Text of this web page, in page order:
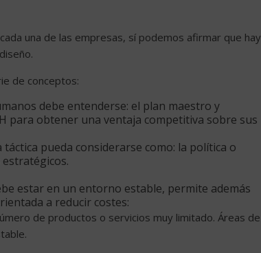
una de las empresas, sí podemos afirmar que hay
de conceptos:
debe entenderse: el plan maestro y
para obtener una ventaja competitiva sobre sus
pueda considerarse como: la política o
estar en un entorno estable, permite además
a reducir costes:
de productos o servicios muy limitado. Áreas de